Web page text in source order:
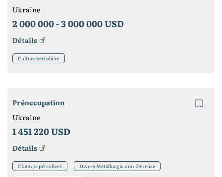
Ukraine
2 000 000 -3 000 000 USD
Détails
Culture céréalière
Préoccupation
Ukraine
1 451 220 USD
Détails
Champs pétroliers Divers Métallurgie non ferreuse